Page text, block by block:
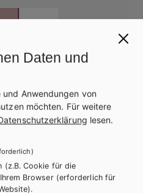
Daten und
und Anwendungen von
möchten. Für weitere
lesen.
(z.B. Cookie für die
Browser (erforderlich für